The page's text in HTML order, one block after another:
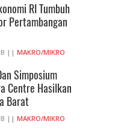
RI Tumbuh
Pertambangan
|| MAKRO/MIKRO
Simposium
Centre Hasilkan
Barat
|| MAKRO/MIKRO